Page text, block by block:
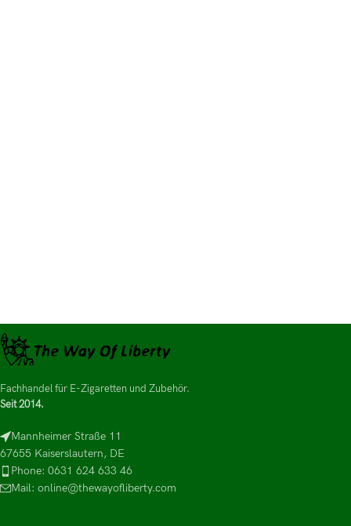
Fachhandel für E-Zigaretten und Zubehör.
Seit 2014.
Mannheimer Straße 11
67655 Kaiserslautern, DE
Phone: 0631 624 633 46
Mail: online@thewayofliberty.com